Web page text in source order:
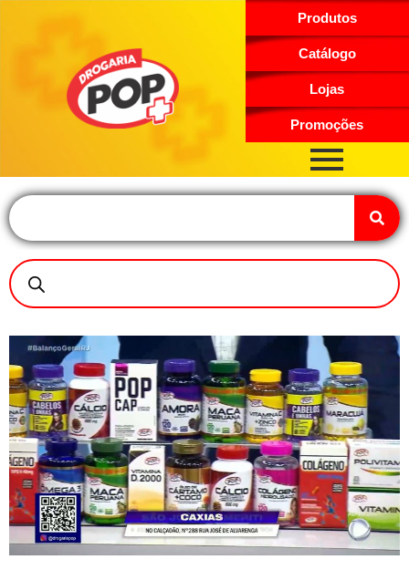
Produtos
Catálogo
Lojas
Promoções